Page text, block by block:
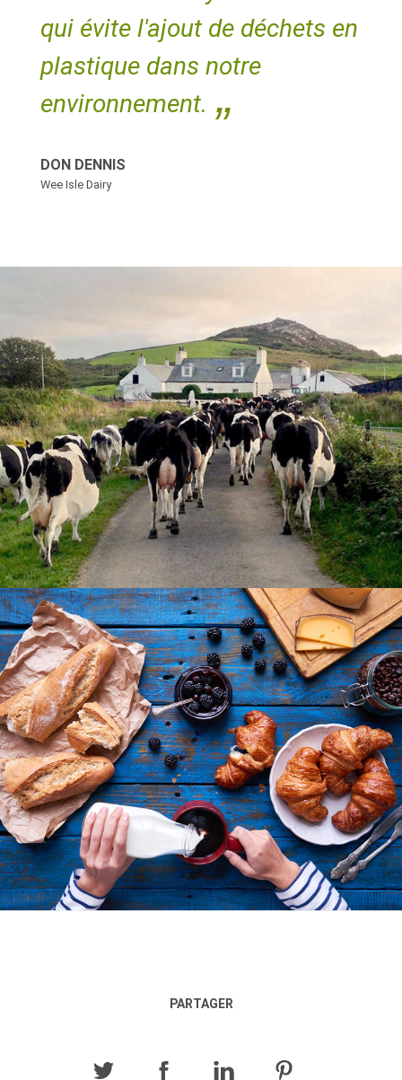
qui évite l'ajout de déchets en
plastique dans notre
environnement.
DON DENNIS
Wee Isle Dairy
PARTAGER